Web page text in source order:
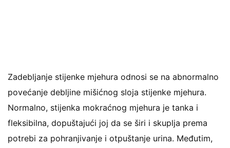
Zadebljanje stijenke mjehura odnosi se na abnormalno
povećanje debljine mišićnog sloja stijenke mjehura.
Normalno, stijenka mokraćnog mjehura je tanka i
fleksibilna, dopuštajući joj da se širi i skuplja prema
potrebi za pohranjivanje i otpuštanje urina. Međutim,